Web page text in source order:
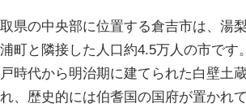
取県の中央部に位置する倉吉市は、湯
浦町と隣接した人口約4.5万人の市です
戸時代から明治期に建てられた白壁土
れ、歴史的には伯耆国の国府が置かれ